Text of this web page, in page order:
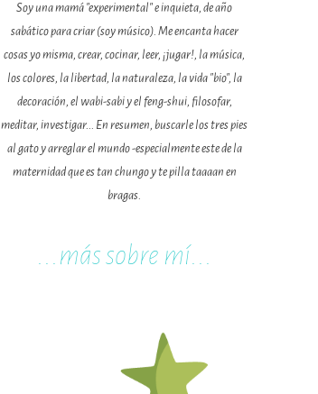
Soy una mamá "experimental" e inquieta, de año
sabático para criar (soy músico). Me encanta hacer
cosas yo misma, crear, cocinar, leer, ¡jugar!, la música,
los colores, la libertad, la naturaleza, la vida "bio", la
decoración, el wabi-sabi y el feng-shui, filosofar,
meditar, investigar... En resumen, buscarle los tres pies
al gato y arreglar el mundo -especialmente este de la
maternidad que es tan chungo y te pilla taaaan en
bragas.
...más sobre mí...